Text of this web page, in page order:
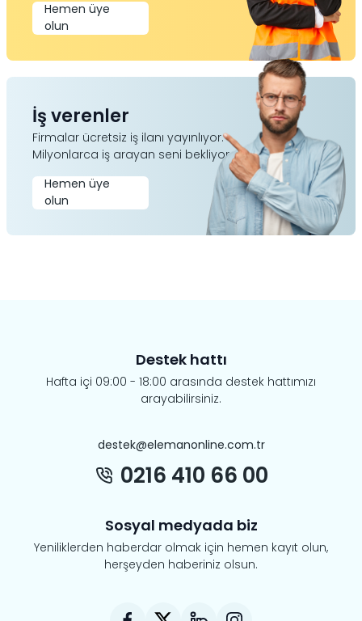
Hemen üye
olun
İş verenler
Firmalar ücretsiz iş ilanı yayınlıyor.
Milyonlarca iş arayan seni bekliyor.
Hemen üye
olun
Destek hattı
Hafta içi 09:00 - 18:00 arasında destek hattımızı
arayabilirsiniz.
destek@elemanonline.com.tr
0216 410 66 00
Sosyal medyada biz
Yeniliklerden haberdar olmak için hemen kayıt olun,
herşeyden haberiniz olsun.